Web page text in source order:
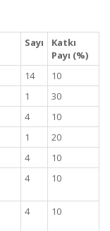
Sayı
Katkı
Payı (%)
14
10
1
30
4
10
1
20
4
10
4 10
4 10